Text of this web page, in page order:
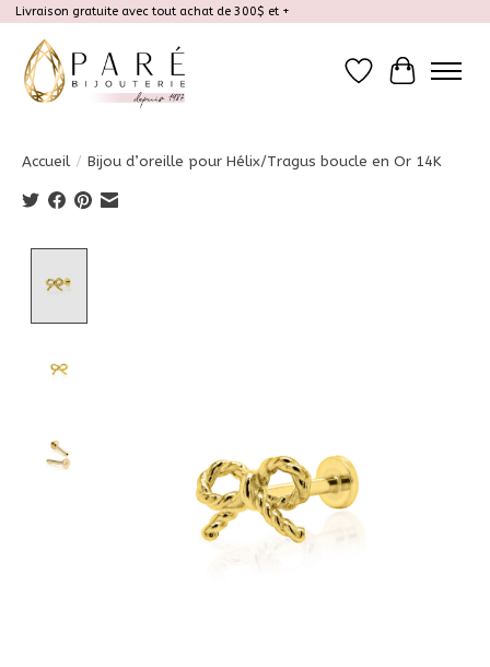
Livraison gratuite avec tout achat de 300$ et +
Liste dePanier
Accueil / Bijou d’oreille pour Hélix/Tragus boucle en Or 14K